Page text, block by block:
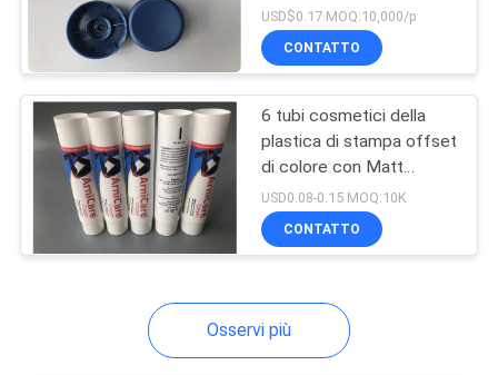
Imballaggio della
metropolitana della
crema per le mani
Imballaggio
Cap Collapsible Plastic
Tube del labbro
USD$0.17 MOQ:10,000/p
CONTATTO
6 tubi cosmetici della
plastica di stampa offset
di colore con Matt
Coating 50ml
USD0.08-0.15 MOQ:10K
CONTATTO
Osservi più